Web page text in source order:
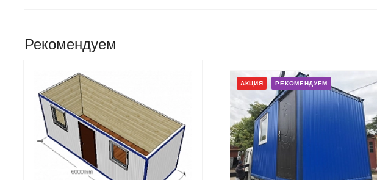
Рекомендуем
АКЦИЯ РЕКОМЕНДУЕМ